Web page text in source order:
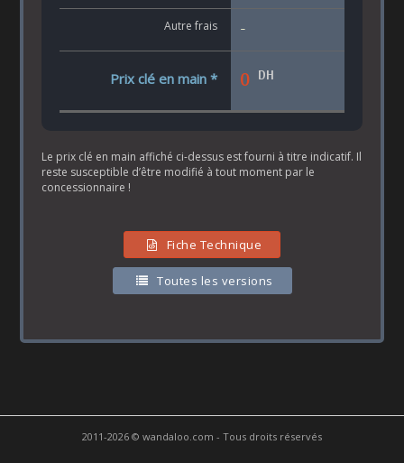
Autre frais -
Prix clé en main * 0 DH
Le prix clé en main affiché ci-dessus est fourni à titre indicatif. Il
reste susceptible d’être modifié à tout moment par le
concessionnaire !
Fiche Technique
Toutes les versions
2011-2026 © wandaloo.com - Tous droits réservés